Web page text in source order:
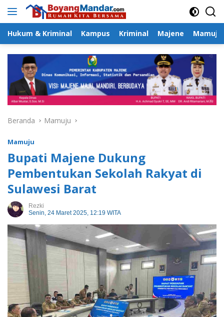
Langsung
Hukum & Kriminal Kampus Kriminal Majene Mamuju
Beranda Mamuju
Mamuju
Bupati Majene Dukung
Pembentukan Sekolah Rakyat di
Sulawesi Barat
Rezki
Senin, 24 Maret 2025, 12:19 WITA